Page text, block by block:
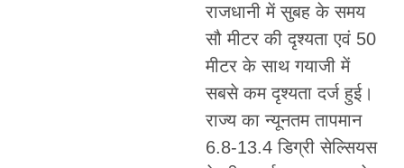
राजधानी में सुबह के समय
सौ मीटर की दृश्यता एवं 50
मीटर के साथ गयाजी में
सबसे कम दृश्यता दर्ज हुई।
राज्य का न्यूनतम तापमान
6.8-13.4 डिग्री सेल्सियस